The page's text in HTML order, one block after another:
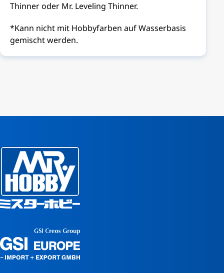
Thinner oder Mr. Leveling Thinner.
*Kann nicht mit Hobbyfarben auf Wasserbasis
gemischt werden.